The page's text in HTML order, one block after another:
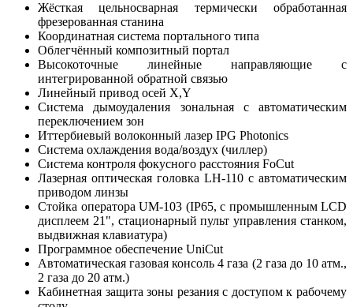
Жёсткая цельносварная термически обработанная
фрезерованная станина
Координатная система портального типа
Облегчённый композитный портал
Высокоточные линейные направляющие с
интегрированной обратной связью
Линейный привод осей X,Y
Система дымоудаления зональная с автоматическим
переключением зон
Иттербиевый волоконный лазер IPG Photonics
Система охлаждения вода/воздух (чиллер)
Система контроля фокусного расстояния FoCut
Лазерная оптическая головка LH-110 с автоматическим
приводом линзы
Стойка оператора UM-103 (IP65, с промышленным LCD
дисплеем 21", стационарный пульт управления станком,
выдвижная клавиатура)
Программное обеспечение UniCut
Автоматическая газовая консоль 4 газа (2 газа до 10 атм.,
2 газа до 20 атм.)
Кабинетная защита зоны резания с доступом к рабочему